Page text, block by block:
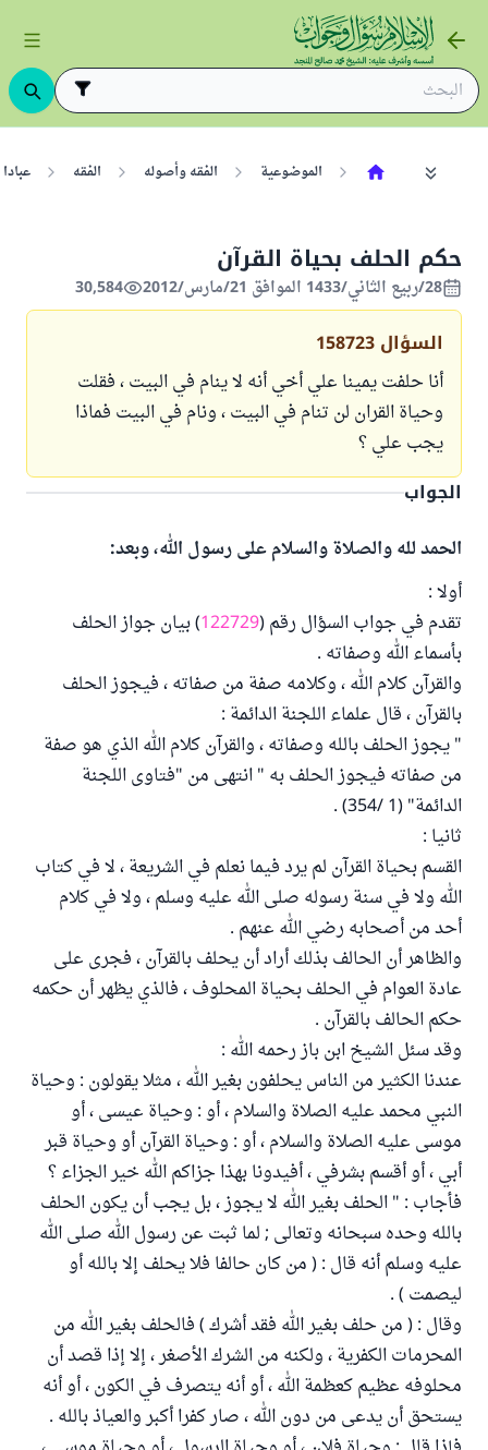
الموضوعية الفقه وأصوله الفقه
حكم الحلف بحياة القرآن
28/ربيع الثاني/1433 الموافق 21/مارس/2012 30,584
السؤال 158723
أنا حلفت يمينا علي أخي أنه لا ينام في البيت ، فقلت
وحياة القران لن تنام في البيت ، ونام في البيت فماذا
يجب علي ؟
الجواب
الحمد لله والصلاة والسلام على رسول الله، وبعد:
أولا :
تقدم في جواب السؤال رقم (122729) بيان جواز الحلف
بأسماء الله وصفاته .
والقرآن كلام الله ، وكلامه صفة من صفاته ، فيجوز الحلف
بالقرآن ، قال علماء اللجنة الدائمة :
" يجوز الحلف بالله وصفاته ، والقرآن كلام الله الذي هو صفة
من صفاته فيجوز الحلف به " انتهى من "فتاوى اللجنة
الدائمة" (1 /354) .
ثانيا :
القسم بحياة القرآن لم يرد فيما نعلم في الشريعة ، لا في كتاب
الله ولا في سنة رسوله صلى الله عليه وسلم ، ولا في كلام
أحد من أصحابه رضي الله عنهم .
والظاهر أن الحالف بذلك أراد أن يحلف بالقرآن ، فجرى على
عادة العوام في الحلف بحياة المحلوف ، فالذي يظهر أن حكمه
حكم الحالف بالقرآن .
وقد سئل الشيخ ابن باز رحمه الله :
عندنا الكثير من الناس يحلفون بغير الله ، مثلا يقولون : وحياة
النبي محمد عليه الصلاة والسلام ، أو : وحياة عيسى ، أو
موسى عليه الصلاة والسلام ، أو : وحياة القرآن أو وحياة قبر
أبي ، أو أقسم بشرفي ، أفيدونا بهذا جزاكم الله خير الجزاء ؟
فأجاب : " الحلف بغير الله لا يجوز ، بل يجب أن يكون الحلف
بالله وحده سبحانه وتعالى ; لما ثبت عن رسول الله صلى الله
عليه وسلم أنه قال : ( من كان حالفا فلا يحلف إلا بالله أو
ليصمت ) .
وقال : ( من حلف بغير الله فقد أشرك ) فالحلف بغير الله من
المحرمات الكفرية ، ولكنه من الشرك الأصغر ، إلا إذا قصد أن
محلوفه عظيم كعظمة الله ، أو أنه يتصرف في الكون ، أو أنه
يستحق أن يدعى من دون الله ، صار كفرا أكبر والعياذ بالله .